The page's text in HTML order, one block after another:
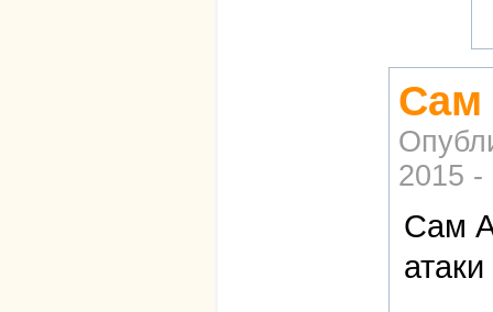
Сам
2015 -
Сам